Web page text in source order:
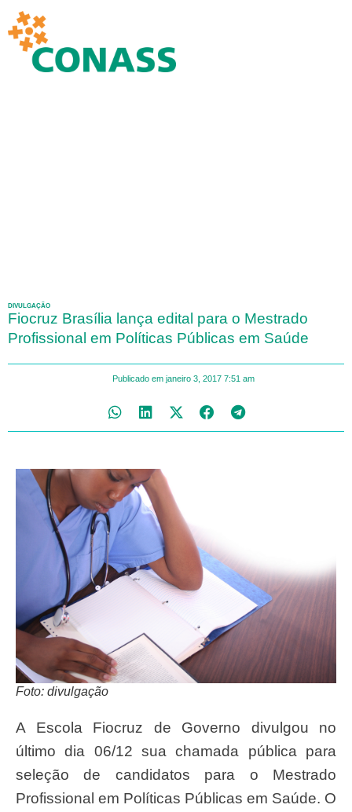
DIVULGAÇÃO
Fiocruz Brasília lança edital para o Mestrado
Profissional em Políticas Públicas em Saúde
Publicado em janeiro 3, 2017 7:51 am
Foto: divulgação
A Escola Fiocruz de Governo divulgou no
último dia 06/12 sua chamada pública para
seleção de candidatos para o Mestrado
Profissional em Políticas Públicas em Saúde. O